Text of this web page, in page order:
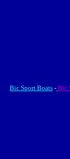
Bic Sport Boats - Bic